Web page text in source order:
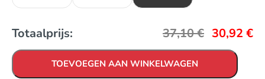
Totaalprijs: 37,10€ 30,92 €
TOEVOEGEN AAN WINKELWAGEN